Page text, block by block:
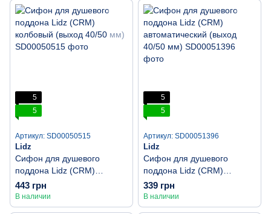
5
5
Артикул: SD00050515
Lidz
Сифон для душевого
поддона Lidz (CRM)
колбовый (выход 40/50 мм)
443 грн
В наличии
5
5
Артикул: SD00051396
Lidz
Сифон для душевого
поддона Lidz (CRM)
автоматический (выход
40/50 мм)
339 грн
В наличии